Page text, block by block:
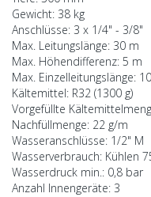
Gewicht: 38 kg
Anschlüsse: 3 x 1/4" - 3/8"
Max. Leitungslänge: 30 m
Max. Höhendifferenz: 5 m
Max. Einzelleitungslänge:
Kältemittel: R32 (1300 g)
Vorgefüllte
Nachfüllmenge: 22 g/m
Wasseranschlüsse: 1/2" M
Wasserverbrauch: Kühlen
Wasserdruck min.: 0,8 bar
Anzahl Innengeräte: 3